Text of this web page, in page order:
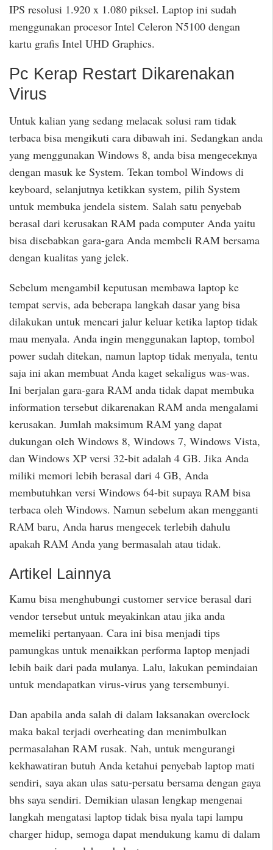
IPS resolusi 1.920 x 1.080 piksel. Laptop ini sudah
menggunakan procesor Intel Celeron N5100 dengan
kartu grafis Intel UHD Graphics.
Pc Kerap Restart Dikarenakan
Virus
Untuk kalian yang sedang melacak solusi ram tidak
terbaca bisa mengikuti cara dibawah ini. Sedangkan anda
yang menggunakan Windows 8, anda bisa mengeceknya
dengan masuk ke System. Tekan tombol Windows di
keyboard, selanjutnya ketikkan system, pilih System
untuk membuka jendela sistem. Salah satu penyebab
berasal dari kerusakan RAM pada computer Anda yaitu
bisa disebabkan gara-gara Anda membeli RAM bersama
dengan kualitas yang jelek.
Sebelum mengambil keputusan membawa laptop ke
tempat servis, ada beberapa langkah dasar yang bisa
dilakukan untuk mencari jalur keluar ketika laptop tidak
mau menyala. Anda ingin menggunakan laptop, tombol
power sudah ditekan, namun laptop tidak menyala, tentu
saja ini akan membuat Anda kaget sekaligus was-was.
Ini berjalan gara-gara RAM anda tidak dapat membuka
information tersebut dikarenakan RAM anda mengalami
kerusakan. Jumlah maksimum RAM yang dapat
dukungan oleh Windows 8, Windows 7, Windows Vista,
dan Windows XP versi 32-bit adalah 4 GB. Jika Anda
miliki memori lebih berasal dari 4 GB, Anda
membutuhkan versi Windows 64-bit supaya RAM bisa
terbaca oleh Windows. Namun sebelum akan mengganti
RAM baru, Anda harus mengecek terlebih dahulu
apakah RAM Anda yang bermasalah atau tidak.
Artikel Lainnya
Kamu bisa menghubungi customer service berasal dari
vendor tersebut untuk meyakinkan atau jika anda
memeliki pertanyaan. Cara ini bisa menjadi tips
pamungkas untuk menaikkan performa laptop menjadi
lebih baik dari pada mulanya. Lalu, lakukan pemindaian
untuk mendapatkan virus-virus yang tersembunyi.
Dan apabila anda salah di dalam laksanakan overclock
maka bakal terjadi overheating dan menimbulkan
permasalahan RAM rusak. Nah, untuk mengurangi
kekhawatiran butuh Anda ketahui penyebab laptop mati
sendiri, saya akan ulas satu-persatu bersama dengan gaya
bhs saya sendiri. Demikian ulasan lengkap mengenai
langkah mengatasi laptop tidak bisa nyala tapi lampu
charger hidup, semoga dapat mendukung kamu di dalam